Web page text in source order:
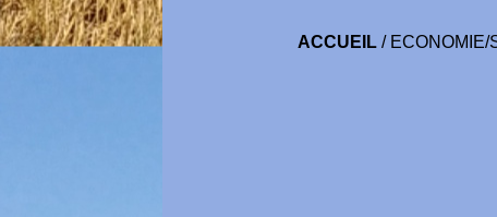
ACCUEIL / ECONOMIE/